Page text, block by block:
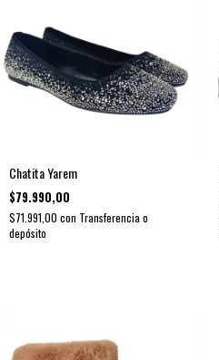
Chatita Yarem
$79.990,00
$71.991,00 con Transferencia o
depósito